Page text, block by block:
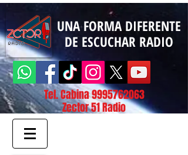
UNA FORMA DIFERENTE
DE ESCUCHAR RADIO
Tel. Cabina9995762063
Zector 51 Radio